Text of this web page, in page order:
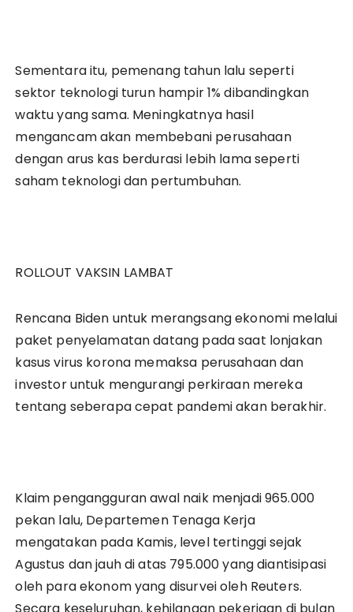
Sementara itu, pemenang tahun lalu seperti
sektor teknologi turun hampir 1% dibandingkan
waktu yang sama. Meningkatnya hasil
mengancam akan membebani perusahaan
dengan arus kas berdurasi lebih lama seperti
saham teknologi dan pertumbuhan.
ROLLOUT VAKSIN LAMBAT
Rencana Biden untuk merangsang ekonomi melalui
paket penyelamatan datang pada saat lonjakan
kasus virus korona memaksa perusahaan dan
investor untuk mengurangi perkiraan mereka
tentang seberapa cepat pandemi akan berakhir.
Klaim pengangguran awal naik menjadi 965.000
pekan lalu, Departemen Tenaga Kerja
mengatakan pada Kamis, level tertinggi sejak
Agustus dan jauh di atas 795.000 yang diantisipasi
oleh para ekonom yang disurvei oleh Reuters.